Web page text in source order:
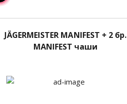
JÄGERMEISTER MANIFEST + 2 бр.
MANIFEST чаши